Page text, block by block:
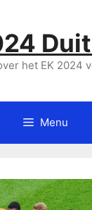
het EK 2024
Menu